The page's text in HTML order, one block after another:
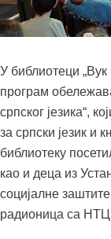
У библиотеци „Вук
програм
српског језика“,
за српски језик и
библиотеку
као и деца из
социјалне
радионица са НТЦ